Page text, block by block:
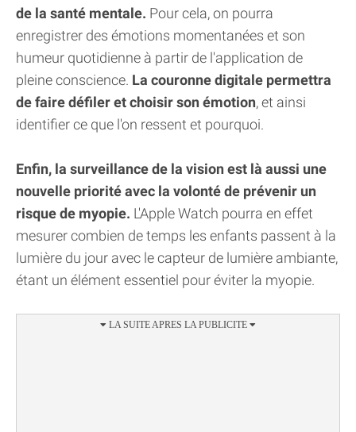
de la santé mentale. Pour cela, on pourra
enregistrer des émotions momentanées et son
humeur quotidienne à partir de l'application de
pleine conscience. La couronne digitale permettra
de faire défiler et choisir son émotion, et ainsi
identifier ce que l'on ressent et pourquoi.
Enfin, la surveillance de la vision est là aussi une
nouvelle priorité avec la volonté de prévenir un
risque de myopie. L'Apple Watch pourra en effet
mesurer combien de temps les enfants passent à la
lumière du jour avec le capteur de lumière ambiante,
étant un élément essentiel pour éviter la myopie.